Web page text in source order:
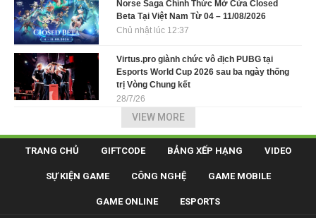
Norse Saga Chính Thức Mở Cửa Closed
Beta Tại Việt Nam Từ 04 – 11/08/2026
Chủ nhật lúc 12:37
Virtus.pro giành chức vô địch PUBG tại
Esports World Cup 2026 sau ba ngày thống
trị Vòng Chung kết
28/7/26
VIEW MORE
TRANG CHỦ GIFTCODE BẢNG XẾP HẠNG VIDEO
SỰ KIỆN GAME CÔNG NGHỆ GAME MOBILE
GAME ONLINE ESPORTS